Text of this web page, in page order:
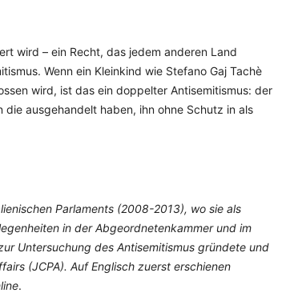
wird – ein Recht, das jedem anderen Land
Wenn ein Kleinkind wie Stefano Gaj Tachè
wird, ist das ein doppelter Antisemitismus: der
ausgehandelt haben, ihn ohne Schutz in als
Parlaments (2008-2013), wo sie als
in der Abgeordnetenkammer und im
Untersuchung des Antisemitismus gründete und
(JCPA). Auf Englisch zuerst erschienen
.